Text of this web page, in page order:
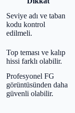
Seviye adı ve taban
kodu kontrol
edilmeli.
Top teması ve kalıp
hissi farklı olabilir.
Profesyonel FG
görüntüsünden daha
güvenli olabilir.